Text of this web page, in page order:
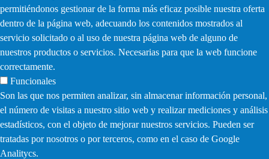
permitiéndonos gestionar de la forma más eficaz posible nuestra oferta
dentro de la página web, adecuando los contenidos mostrados al
servicio solicitado o al uso de nuestra página web de alguno de
nuestros productos o servicios. Necesarias para que la web funcione
correctamente.
Funcionales
Son las que nos permiten analizar, sin almacenar información personal,
el número de visitas a nuestro sitio web y realizar mediciones y análisis
estadísticos, con el objeto de mejorar nuestros servicios. Pueden ser
tratadas por nosotros o por terceros, como en el caso de Google
Analitycs.